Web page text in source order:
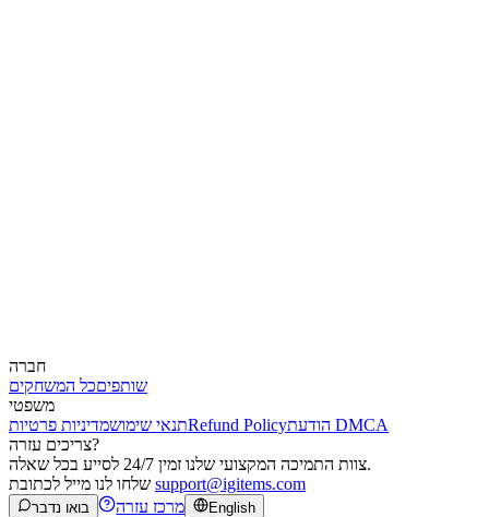
חברה
שותפיםכל המשחקים
משפטי
תנאי שימושמדיניות פרטיות Refund Policy
הודעת DMCA
צריכים עזרה?
צוות התמיכה המקצועי שלנו זמין 24/7 לסייע בכל שאלה.
support@igitems.com
בואו נדבר מרכז עזרה English